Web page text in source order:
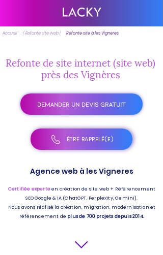
Accueil / Refonte site web / Refonte site à les Vigneres
Refonte de site internet (site web)
près des Vignères
DEMANDER UN DEVIS GRATUIT
ÊTRE RAPPELÉ(E)
Agence web à les Vigneres
Certifiée experteen création de site web + Référencement
SEO Google & IA (ChatGPT, Perplexity, Gemini).
Nous avons réalisé la création, migration, modernisation et
référencement de plus de 700 projets depuis 2014.